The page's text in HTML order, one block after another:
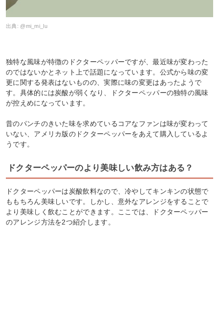
出典: @mi_mi_lu
独特な風味が特徴のドクターペッパーですが、最近味が変わった
のではないかとネット上で話題になっています。公式から味の変
更に関する発表はないものの、実際に味の変更はあったようで
す。具体的には炭酸が弱くなり、ドクターペッパーの独特の風味
が控えめになっています。
昔のパンチのきいた味を求めているコアなファンは味が変わって
いない、アメリカ版のドクターペッパーをあえて購入しているよ
うです。
ドクターペッパーのより美味しい飲み方はある？
ドクターペッパーは炭酸飲料なので、冷やしてキンキンの状態で
ももちろん美味しいです。しかし、意外なアレンジをすることで
より美味しく飲むことができます。ここでは、ドクターペッパー
のアレンジ方法を2つ紹介します。